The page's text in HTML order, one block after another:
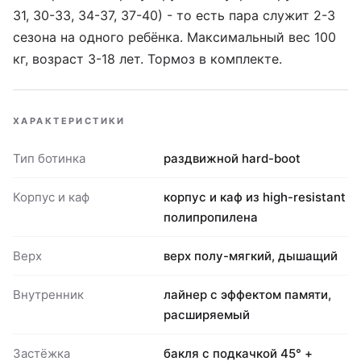
31, 30-33, 34-37, 37-40) - то есть пара служит 2-3
сезона на одного ребёнка. Максимальный вес 100
кг, возраст 3-18 лет. Тормоз в комплекте.
ХАРАКТЕРИСТИКИ
Тип ботинка раздвижной hard-boot
Корпус и каф
корпус и каф из high-resistant
полипропилена
Верх верх полу-мягкий, дышащий
Внутренник
лайнер с эффектом памяти,
расширяемый
Застёжка бакля с подкачкой 45° +